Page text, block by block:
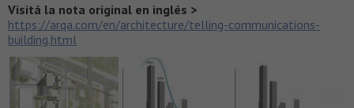
Visitá la nota original en inglés >
https://arqa.com/en/architecture/telling-communications-
building.html